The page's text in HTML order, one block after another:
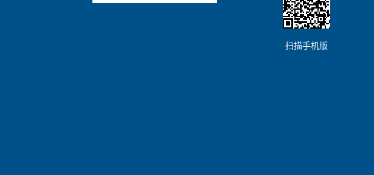
扫描手机版